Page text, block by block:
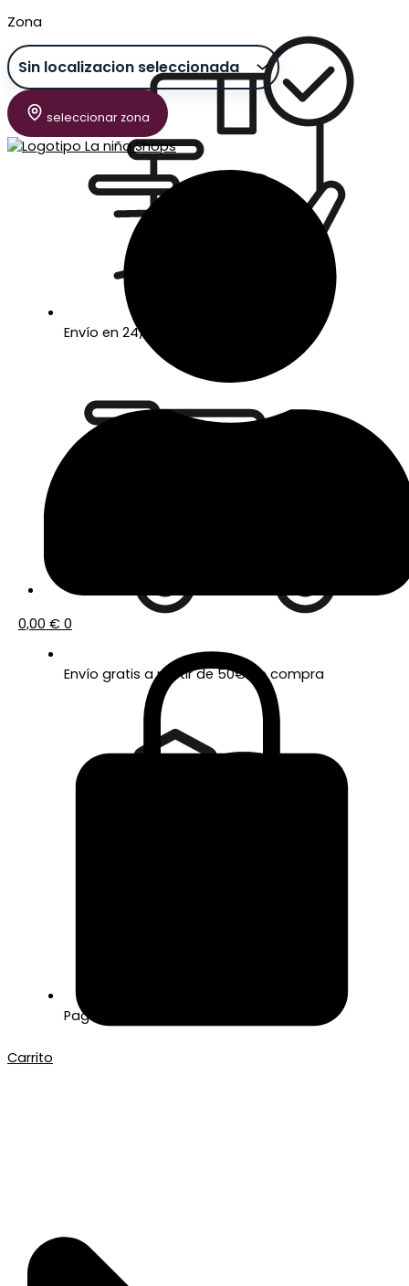
Zona
seleccionar zona
0,00 € 0
Carrito
Envío en 24/48 horas laborables
Envío gratis a partir de 50€ de compra
Pago seguro con Tarjeta o Bizum